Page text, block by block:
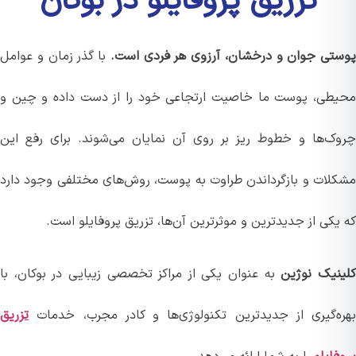
جوان و درخشان، آرزوی هر فردی است.با گذر زمان و عوامل
پوست ما خاصیت ارتجاعی خود را از دست داده و چین و
و خطوط ریز بر روی آن نمایان می‌شوند. برای رفع این
و بازگرداندن طراوت به پوست، روش‌های مختلفی وجود دارد
از جدیدترین و موثرترین آن‌ها، تزریق پروفایلو است.
نوژینبه عنوان یکی از مراکز تخصصی زیبایی در بوکان، با
از جدیدترین تکنولوژی‌ها و کادر مجرب، خدماتتزریق